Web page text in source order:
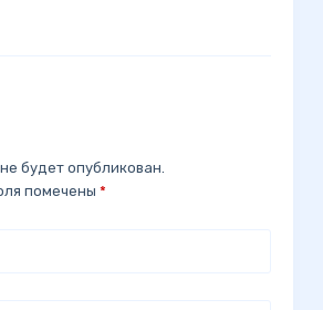
будет опубликован.
помечены *